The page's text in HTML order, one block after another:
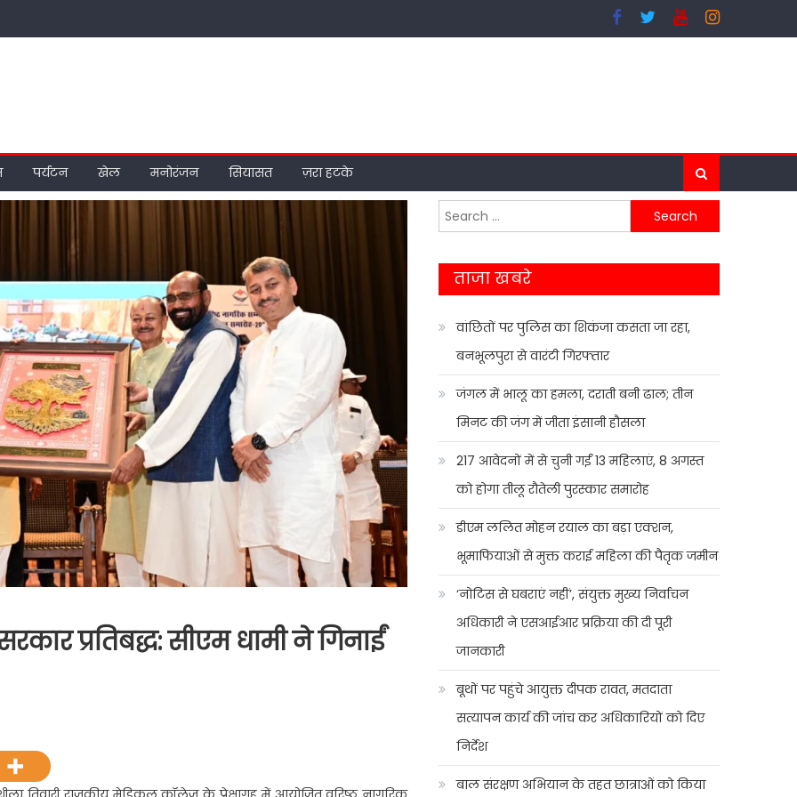
पर्यटन खेल मनोरंजन सियासत ज़रा हटके
प्रतिबद्ध: सीएम धामी ने गिनाईं
Search
for:
ताजा खबरे
वांछितों पर पुलिस का शिकंजा कसता जा रहा,
बनभूलपुरा से वारंटी गिरफ्तार
जंगल में भालू का हमला, दराती बनी ढाल; तीन
मिनट की जंग में जीता इंसानी हौसला
217 आवेदनों में से चुनी गईं 13 महिलाएं, 8 अगस्त
को होगा तीलू रौतेली पुरस्कार समारोह
डीएम ललित मोहन रयाल का बड़ा एक्शन,
भूमाफियाओं से मुक्त कराई महिला की पैतृक जमीन
‘नोटिस से घबराएं नहीं’, संयुक्त मुख्य निर्वाचन
अधिकारी ने एसआईआर प्रक्रिया की दी पूरी
जानकारी
बूथों पर पहुंचे आयुक्त दीपक रावत, मतदाता
सत्यापन कार्य की जांच कर अधिकारियों को दिए
निर्देश
बाल संरक्षण अभियान के तहत छात्राओं को किया